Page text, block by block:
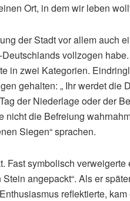
Ort, in dem wir leben
der Stadt vor allem auch
vollzogen
in zwei Kategorien.
gehalten: „ Ihr werdet die
der Niederlage oder der
nicht die Befreiung
Siegen“ sprachen.
Fast symbolisch verweigerte
angepackt“. Als er
reflektierte,